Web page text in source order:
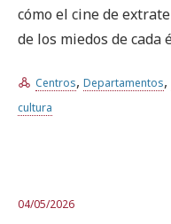
cómo el cine de
de los miedos de cada
Centros, Departamentos,
cultura
04/05/2026